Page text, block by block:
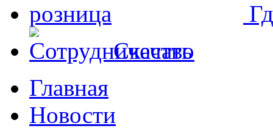
Скачать
Главная
Новости